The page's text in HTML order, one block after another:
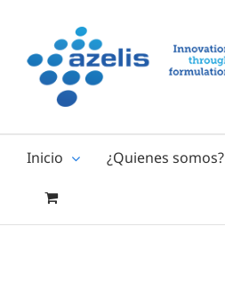
content
Inicio ¿Quienes somos?